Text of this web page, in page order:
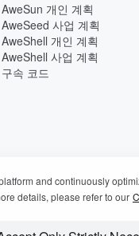
AweSun 개인 계획
AweSeed 사업 계획
AweShell 개인 계획
AweShell 사업 계획
구속 코드
and continuously
details, please refer to our